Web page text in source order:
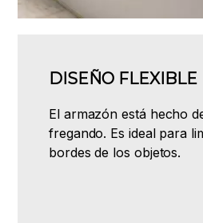
DISEÑO FLEXIBLE
El armazón está hecho
fregando. Es ideal para
bordes de los objetos.